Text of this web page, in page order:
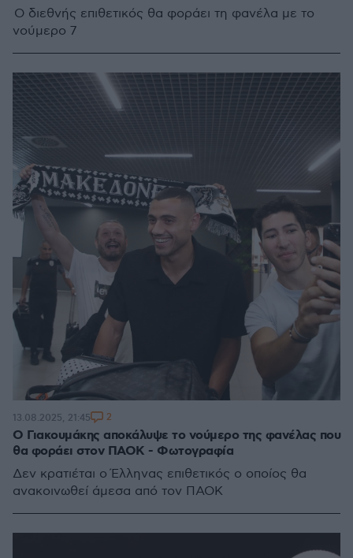
Ο διεθνής επιθετικός θα φοράει τη φανέλα με το
νούμερο 7
Ο Γιακουμάκης αποκάλυψε το νούμερο της φανέλας που
θα φοράει στον ΠΑΟΚ - Φωτογραφία
Δεν κρατιέται ο Έλληνας επιθετικός ο οποίος θα
ανακοινωθεί άμεσα από τον ΠΑΟΚ
13.08.2025, 21:45 2